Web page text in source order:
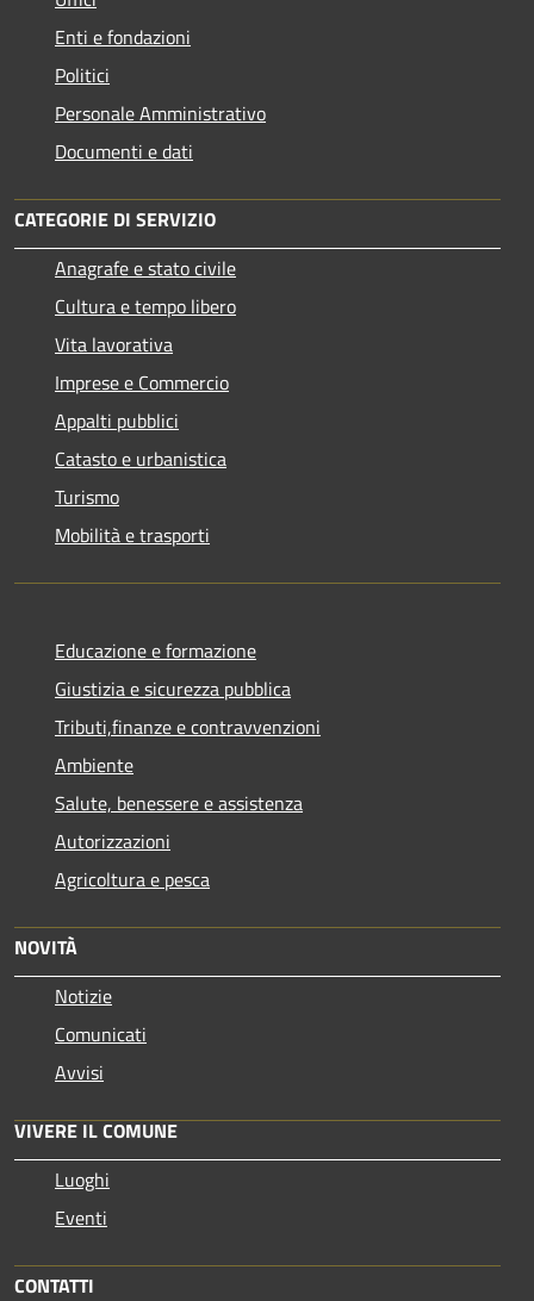
Enti e fondazioni
Politici
Personale Amministrativo
Documenti e dati
CATEGORIE DI SERVIZIO
Anagrafe e stato civile
Cultura e tempo libero
Vita lavorativa
Imprese e Commercio
Appalti pubblici
Catasto e urbanistica
Turismo
Mobilità e trasporti
Educazione e formazione
Giustizia e sicurezza pubblica
Tributi,finanze e contravvenzioni
Ambiente
Salute, benessere e assistenza
Autorizzazioni
Agricoltura e pesca
NOVITÀ
Notizie
Comunicati
Avvisi
VIVERE IL COMUNE
Luoghi
Eventi
CONTATTI